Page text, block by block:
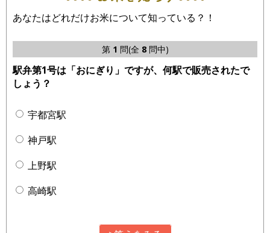
あなたはどれだけお米について知っている？！
第 1 問(全 8問中)
駅弁第1号は「おにぎり」ですが、何駅で販売されたで
しょう？
宇都宮駅
神戸駅
上野駅
高崎駅